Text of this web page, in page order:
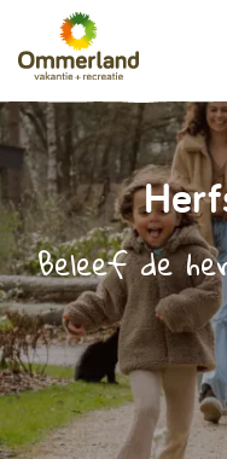
Overnachten
Faciliteiten
Animatie
Omgeving
Ontdekken
Beleef de